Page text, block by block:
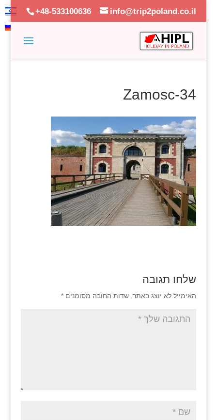
+48-533100636 info@trip2poland.co.il
Zamosc-34
שלחו תגובה
האימייל לא יוצג באתר. שדות החובה מסומנים *